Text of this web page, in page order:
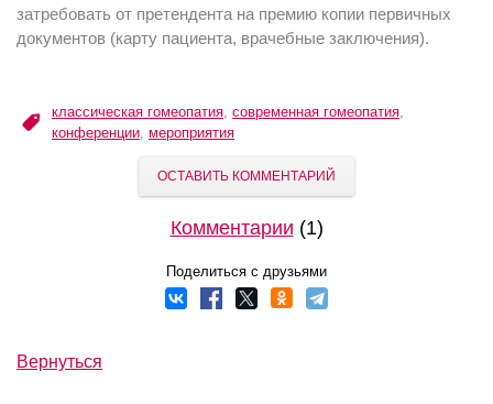
затребовать от претендента на премию копии первичных
документов (карту пациента, врачебные заключения).
классическая гомеопатия, современная гомеопатия,
конференции, мероприятия
ОСТАВИТЬ КОММЕНТАРИЙ
Комментарии (1)
Поделиться с друзьями
Вернуться